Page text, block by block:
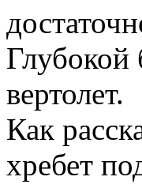
вертолет.
Как
хребет